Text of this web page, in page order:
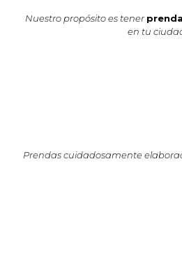
Nuestro propósito es tener
en tu
Prendas cuidadosamente